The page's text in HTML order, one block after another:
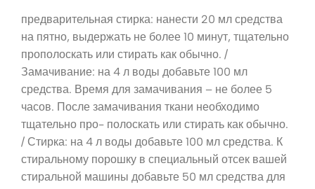
предварительная стирка: нанести 20 мл средства
на пятно, выдержать не более 10 минут, тщательно
прополоскать или стирать как обычно. /
Замачивание: на 4 л воды добавьте 100 мл
средства. Время для замачивания – не более 5
часов. После замачивания ткани необходимо
тщательно про- полоскать или стирать как обычно.
/ Стирка: на 4 л воды добавьте 100 мл средства. К
стиральному порошку в специальный отсек вашей
стиральной машины добавьте 50 мл средства для